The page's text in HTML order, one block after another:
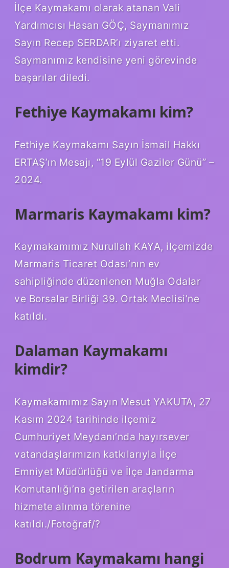
İlçe Kaymakamı olarak atanan Vali
Yardımcısı Hasan GÖÇ, Saymanımız
Sayın Recep SERDAR’ı ziyaret etti.
Saymanımız kendisine yeni görevinde
başarılar diledi.
Fethiye Kaymakamı kim?
Fethiye Kaymakamı Sayın İsmail Hakkı
ERTAŞ’ın Mesajı, “19 Eylül Gaziler Günü” –
2024.
Marmaris Kaymakamı kim?
Kaymakamımız Nurullah KAYA, ilçemizde
Marmaris Ticaret Odası’nın ev
sahipliğinde düzenlenen Muğla Odalar
ve Borsalar Birliği 39. Ortak Meclisi’ne
katıldı.
Dalaman Kaymakamı
kimdir?
Kaymakamımız Sayın Mesut YAKUTA, 27
Kasım 2024 tarihinde ilçemiz
Cumhuriyet Meydanı’nda hayırsever
vatandaşlarımızın katkılarıyla İlçe
Emniyet Müdürlüğü ve İlçe Jandarma
Komutanlığı’na getirilen araçların
hizmete alınma törenine
katıldı./Fotoğraf/?
Bodrum Kaymakamı hangi